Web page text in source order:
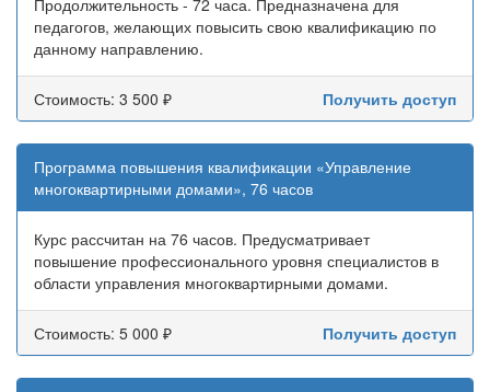
Продолжительность - 72 часа. Предназначена для
педагогов, желающих повысить свою квалификацию по
данному направлению.
Стоимость: 3 500 ₽ Получить доступ
Программа повышения квалификации «Управление
многоквартирными домами», 76 часов
Курс рассчитан на 76 часов. Предусматривает
повышение профессионального уровня специалистов в
области управления многоквартирными домами.
Стоимость: 5 000 ₽ Получить доступ